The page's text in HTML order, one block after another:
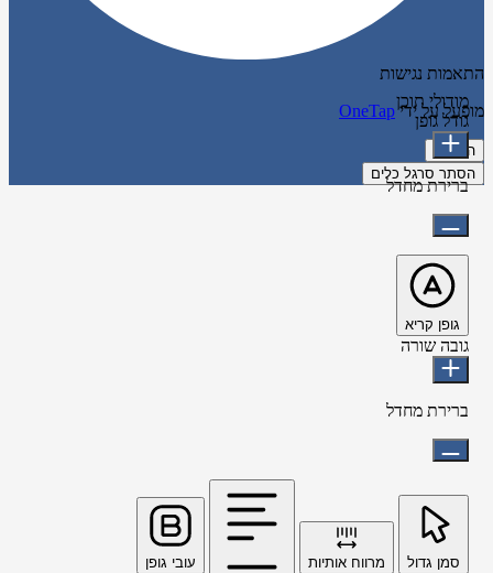
התאמות נגישות
מופעל על ידי OneTap
הצהרה
הסתר סרגל כלים
מודולי תוכן
גודל גופן
ברירת מחדל
גופן קריא
גובה שורה
ברירת מחדל
סמן גדול מרווח אותיות עובי גופן